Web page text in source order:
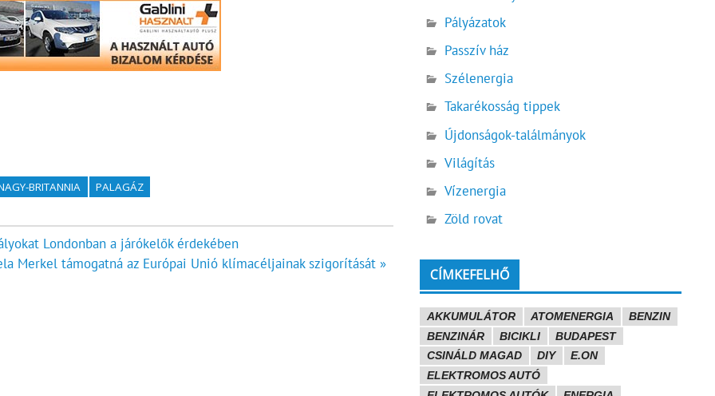
BRITANNIA PALAGÁZ
Londonban a járókelők érdekében
Merkel támogatná az Európai Unió klímacéljainak szigorítását »
Pályázatok
Passzív ház
Szélenergia
Takarékosság tippek
Újdonságok-találmányok
Világítás
Vízenergia
Zöld rovat
CÍMKEFELHŐ
AKKUMULÁTOR ATOMENERGIA
BENZIN
BENZINÁR
BICIKLI
BUDAPEST
CSINÁLD MAGAD
DIY
E.ON
ELEKTROMOS AUTÓ